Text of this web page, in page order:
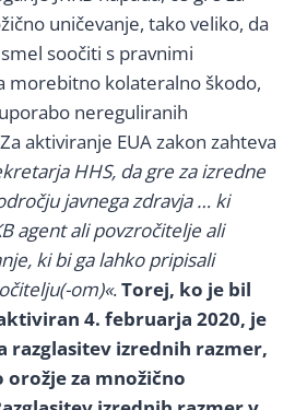
uničevanje, tako veliko, da
soočiti s pravnimi
morebitno kolateralno škodo,
nereguliranih
aktiviranje EUA zakon zahteva
HHS, da gre za izredne
javnega zdravja … ki
agent ali povzročitelje ali
ki bi ga lahko pripisali
om)«.Torej, ko je bil
4. februarja 2020, je
razglasitev izrednih razmer,
za množično